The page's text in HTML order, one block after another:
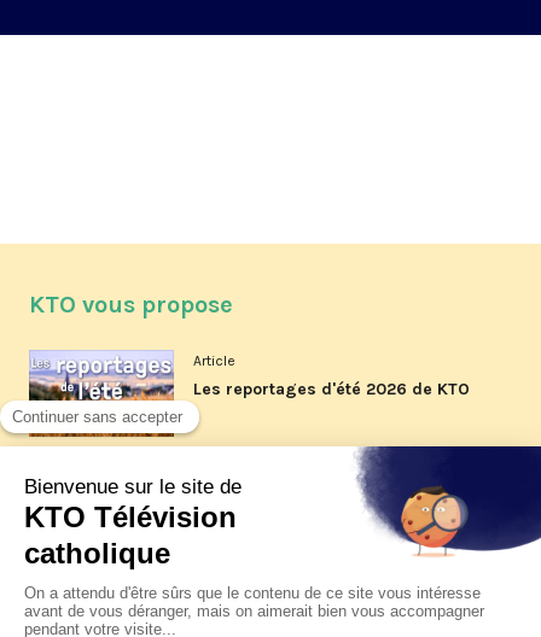
KTO vous propose
Article
Les reportages d'été 2026 de KTO
La visite pastorale du pape Léon
XIV à Assise à suivre sur KTO le
jeudi 6 août
Article
Le pape en Uruguay, Argentine et